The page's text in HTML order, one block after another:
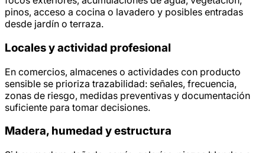
pinos, acceso a cocina o lavadero y posibles entradas
desde jardín o terraza.
Locales y actividad profesional
En comercios, almacenes o actividades con producto
sensible se prioriza trazabilidad: señales, frecuencia,
zonas de riesgo, medidas preventivas y documentación
suficiente para tomar decisiones.
Madera, humedad y estructura